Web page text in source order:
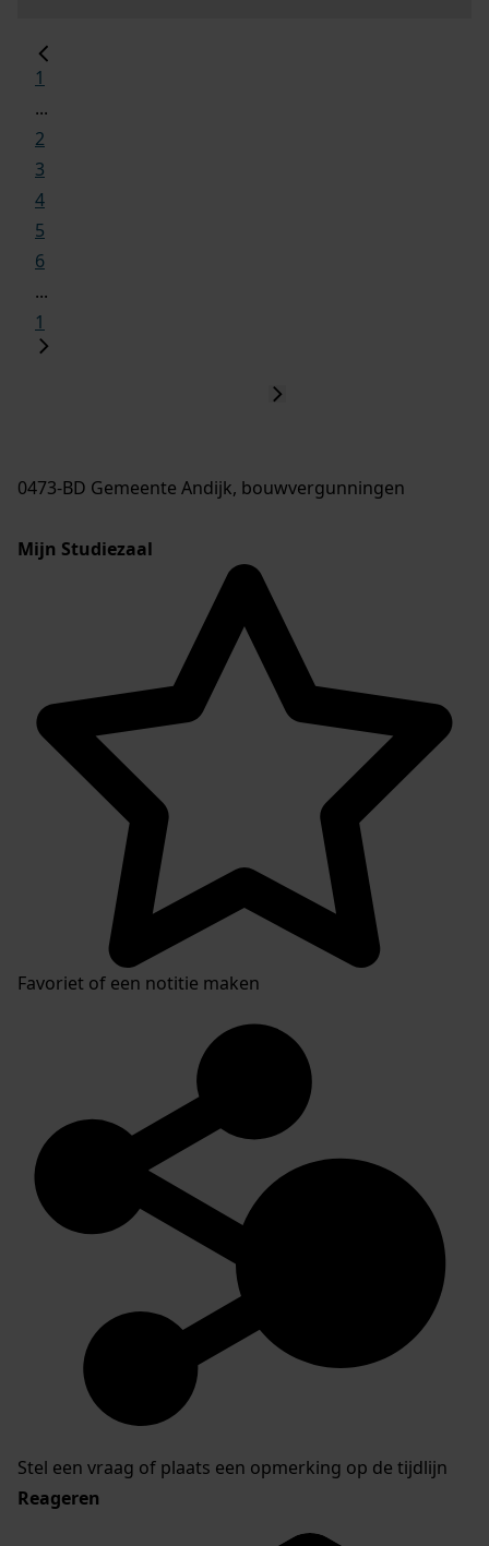
1
...
2
3
4
5
6
...
1
0473-BD Gemeente Andijk, bouwvergunningen
Mijn Studiezaal
Favoriet of een notitie maken
Stel een vraag of plaats een opmerking op de tijdlijn
Reageren